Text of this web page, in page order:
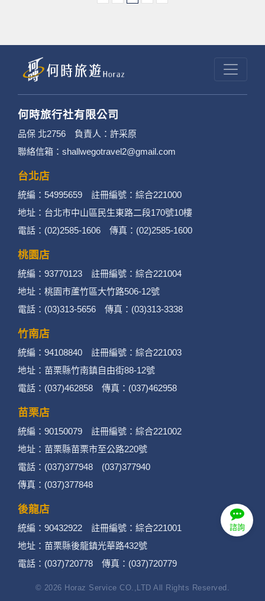
諮詢
何時旅行社有限公司
品保 北2756 負責人：許采原
聯絡信箱：shallwegotravel2@gmail.com
台北店
統編：54995659 註冊編號：綜合221000
地址：台北市中山區民生東路二段170號10樓
電話：(02)2585-1606 傳真：(02)2585-1600
桃園店
統編：93770123 註冊編號：綜合221004
地址：桃園市蘆竹區大竹路506-12號
電話：(03)313-5656 傳真：(03)313-3338
竹南店
統編：94108840 註冊編號：綜合221003
地址：苗栗縣竹南鎮自由街88-12號
電話：(037)462858 傳真：(037)462958
苗栗店
統編：90150079 註冊編號：綜合221002
地址：苗栗縣苗栗市至公路220號
電話：(037)377948 (037)377940
傳真：(037)377848
後龍店
統編：90432922 註冊編號：綜合221001
地址：苗栗縣後龍鎮光華路432號
電話：(037)720778 傳真：(037)720779
© 2026 Horaz Service CO.,LTD All Rights Reserved.